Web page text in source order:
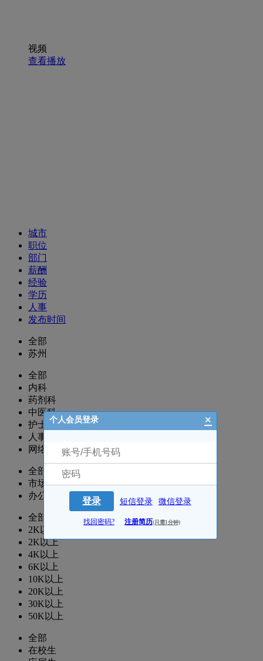
视频
查看播放
城市
职位
部门
薪酬
经验
学历
人事
发布时间
全部
苏州
全部
内科
药剂科
中医科
护士/护理
人事-行政-院办
网络/推广/咨询
全部
市场部
办公室
全部
2K以下
2K以上
4K以上
6K以上
10K以上
20K以上
30K以上
50K以上
全部
在校生
个人会员登录 ×
登录 短信登录 微信登录
找回密码? 注册简历(只需1分钟)